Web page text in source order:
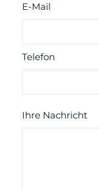
E-Mail
Telefon
Ihre Nachricht